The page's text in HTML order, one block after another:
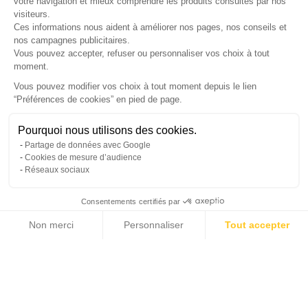
visiteurs.
Ces informations nous aident à améliorer nos pages, nos conseils et
nos campagnes publicitaires.
Vous pouvez accepter, refuser ou personnaliser vos choix à tout
moment.
Vous pouvez modifier vos choix à tout moment depuis le lien
“Préférences de cookies” en pied de page.
Pourquoi nous utilisons des cookies.
Partage de données avec Google
Cookies de mesure d’audience
Réseaux sociaux
Consentements certifiés par
Non merci Personnaliser Tout accepter
Gérer mes cookies
LETTRE D'INFORMATIONS
© Copyright 2026 France Galerie. Tous droits reservés.
Cliquez-ici pour modifier vos préférences en matière de cookies
💬Besoin d'aide ?
Une question ? Nous sommes là pour vous accompagner
Non, merci